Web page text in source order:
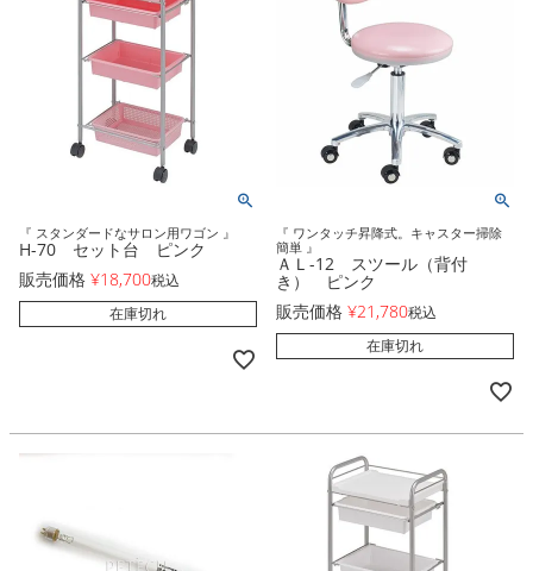
『 スタンダードなサロン用ワゴン 』
H-70 セット台 ピンク
販売価格 ¥18,700税込
在庫切れ
『 ワンタッチ昇降式。キャスター掃除
簡単 』
ＡＬ-12 スツール（背付
き） ピンク
販売価格 ¥21,780税込
在庫切れ